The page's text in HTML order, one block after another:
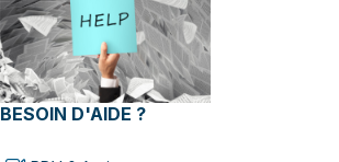
BESOIN D'AIDE ?